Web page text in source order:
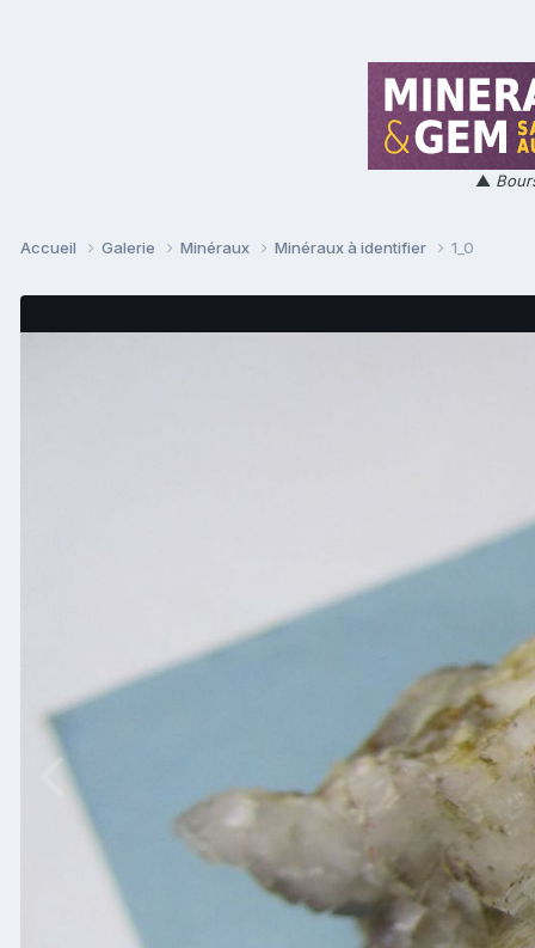
▲
Accueil Galerie Minéraux Minéraux à identifier 1_0